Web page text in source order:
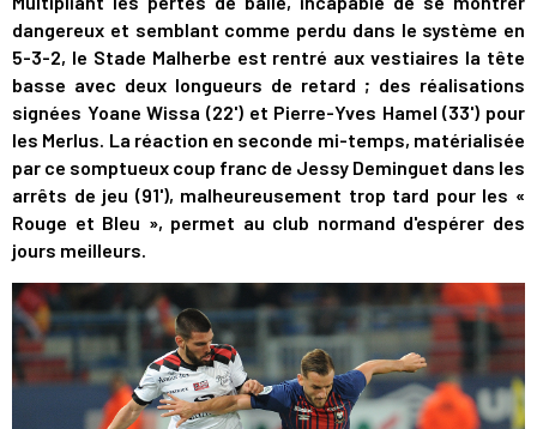
dangereux et semblant comme perdu dans le système en
5-3-2, le Stade Malherbe est rentré aux vestiaires la tête
basse avec deux longueurs de retard ; des réalisations
signées Yoane Wissa (22') et Pierre-Yves Hamel (33') pour
les Merlus. La réaction en seconde mi-temps, matérialisée
par ce somptueux coup franc de Jessy Deminguet dans les
arrêts de jeu (91'), malheureusement trop tard pour les «
Rouge et Bleu », permet au club normand d'espérer des
jours meilleurs.